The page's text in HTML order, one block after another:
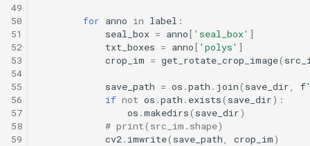
49
50
51
52
53
54
55
56
57
58
59
for anno in label :
seal_box = anno[ 'seal_box' ]
txt_boxes = anno[ 'polys' ]
crop_im = get_rotate_crop_image(
save_path = os .path . join( save_dir, f
if not os .path . exists( save_dir):
os .makedirs( save_dir)
# print(src_im.shape)
cv2. imwrite( save_path, crop_im)